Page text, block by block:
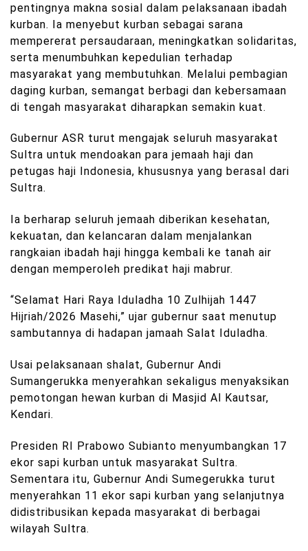
pentingnya makna sosial dalam pelaksanaan ibadah
kurban. Ia menyebut kurban sebagai sarana
mempererat persaudaraan, meningkatkan solidaritas,
serta menumbuhkan kepedulian terhadap
masyarakat yang membutuhkan. Melalui pembagian
daging kurban, semangat berbagi dan kebersamaan
di tengah masyarakat diharapkan semakin kuat.
Gubernur ASR turut mengajak seluruh masyarakat
Sultra untuk mendoakan para jemaah haji dan
petugas haji Indonesia, khususnya yang berasal dari
Sultra.
Ia berharap seluruh jemaah diberikan kesehatan,
kekuatan, dan kelancaran dalam menjalankan
rangkaian ibadah haji hingga kembali ke tanah air
dengan memperoleh predikat haji mabrur.
“Selamat Hari Raya Iduladha 10 Zulhijah 1447
Hijriah/2026 Masehi,” ujar gubernur saat menutup
sambutannya di hadapan jamaah Salat Iduladha.
Usai pelaksanaan shalat, Gubernur Andi
Sumangerukka menyerahkan sekaligus menyaksikan
pemotongan hewan kurban di Masjid Al Kautsar,
Kendari.
Presiden RI Prabowo Subianto menyumbangkan 17
ekor sapi kurban untuk masyarakat Sultra.
Sementara itu, Gubernur Andi Sumegerukka turut
menyerahkan 11 ekor sapi kurban yang selanjutnya
didistribusikan kepada masyarakat di berbagai
wilayah Sultra.